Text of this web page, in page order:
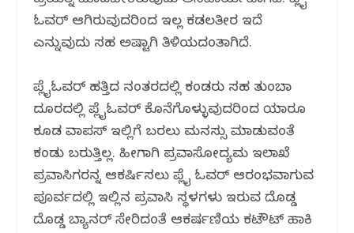
ಓವರ್ ಆಗಿರುವುದರಿಂದ ಇಲ್ಲ ಕಡಲತೀರ ಇದೆ
ಎನ್ನುವುದು ಸಹ ಅಷ್ಟಾಗಿ ತಿಳಿಯದಂತಾಗಿದೆ.
ಪ್ಲೈಓವರ್ ಹತ್ತಿದ ನಂತರದಲ್ಲಿ ಕಂಡರು ಸಹ ತುಂಬಾ
ದೂರದಲ್ಲಿ ಪ್ಲೈಓವರ್ ಕೊನೆಗೊಳ್ಳುವುದರಿಂದ ಯಾರೂ
ಕೂಡ ವಾಪಸ್ ಇಲ್ಲಿಗೆ ಬರಲು ಮನಸ್ಸು ಮಾಡುವಂತೆ
ಕಂಡು ಬರುತ್ತಿಲ್ಲ. ಹೀಗಾಗಿ ಪ್ರವಾಸೋದ್ಯಮ ಇಲಾಖೆ
ಪ್ರವಾಸಿಗರನ್ನ ಆಕರ್ಷಿಸಲು ಪ್ಲೈ ಓವರ್ ಆರಂಭವಾಗುವ
ಪೂರ್ವದಲ್ಲಿ ಇಲ್ಲಿ‌ನ ಪ್ರವಾಸಿ ಸ್ಥಳಗಳು ಇರುವ ದೊಡ್ಡ
ದೊಡ್ಡ ಬ್ಯಾನರ್ ಸೇರಿದಂತೆ ಆಕರ್ಷಣಿಯ ಕಟೌಟ್ ಹಾಕಿ